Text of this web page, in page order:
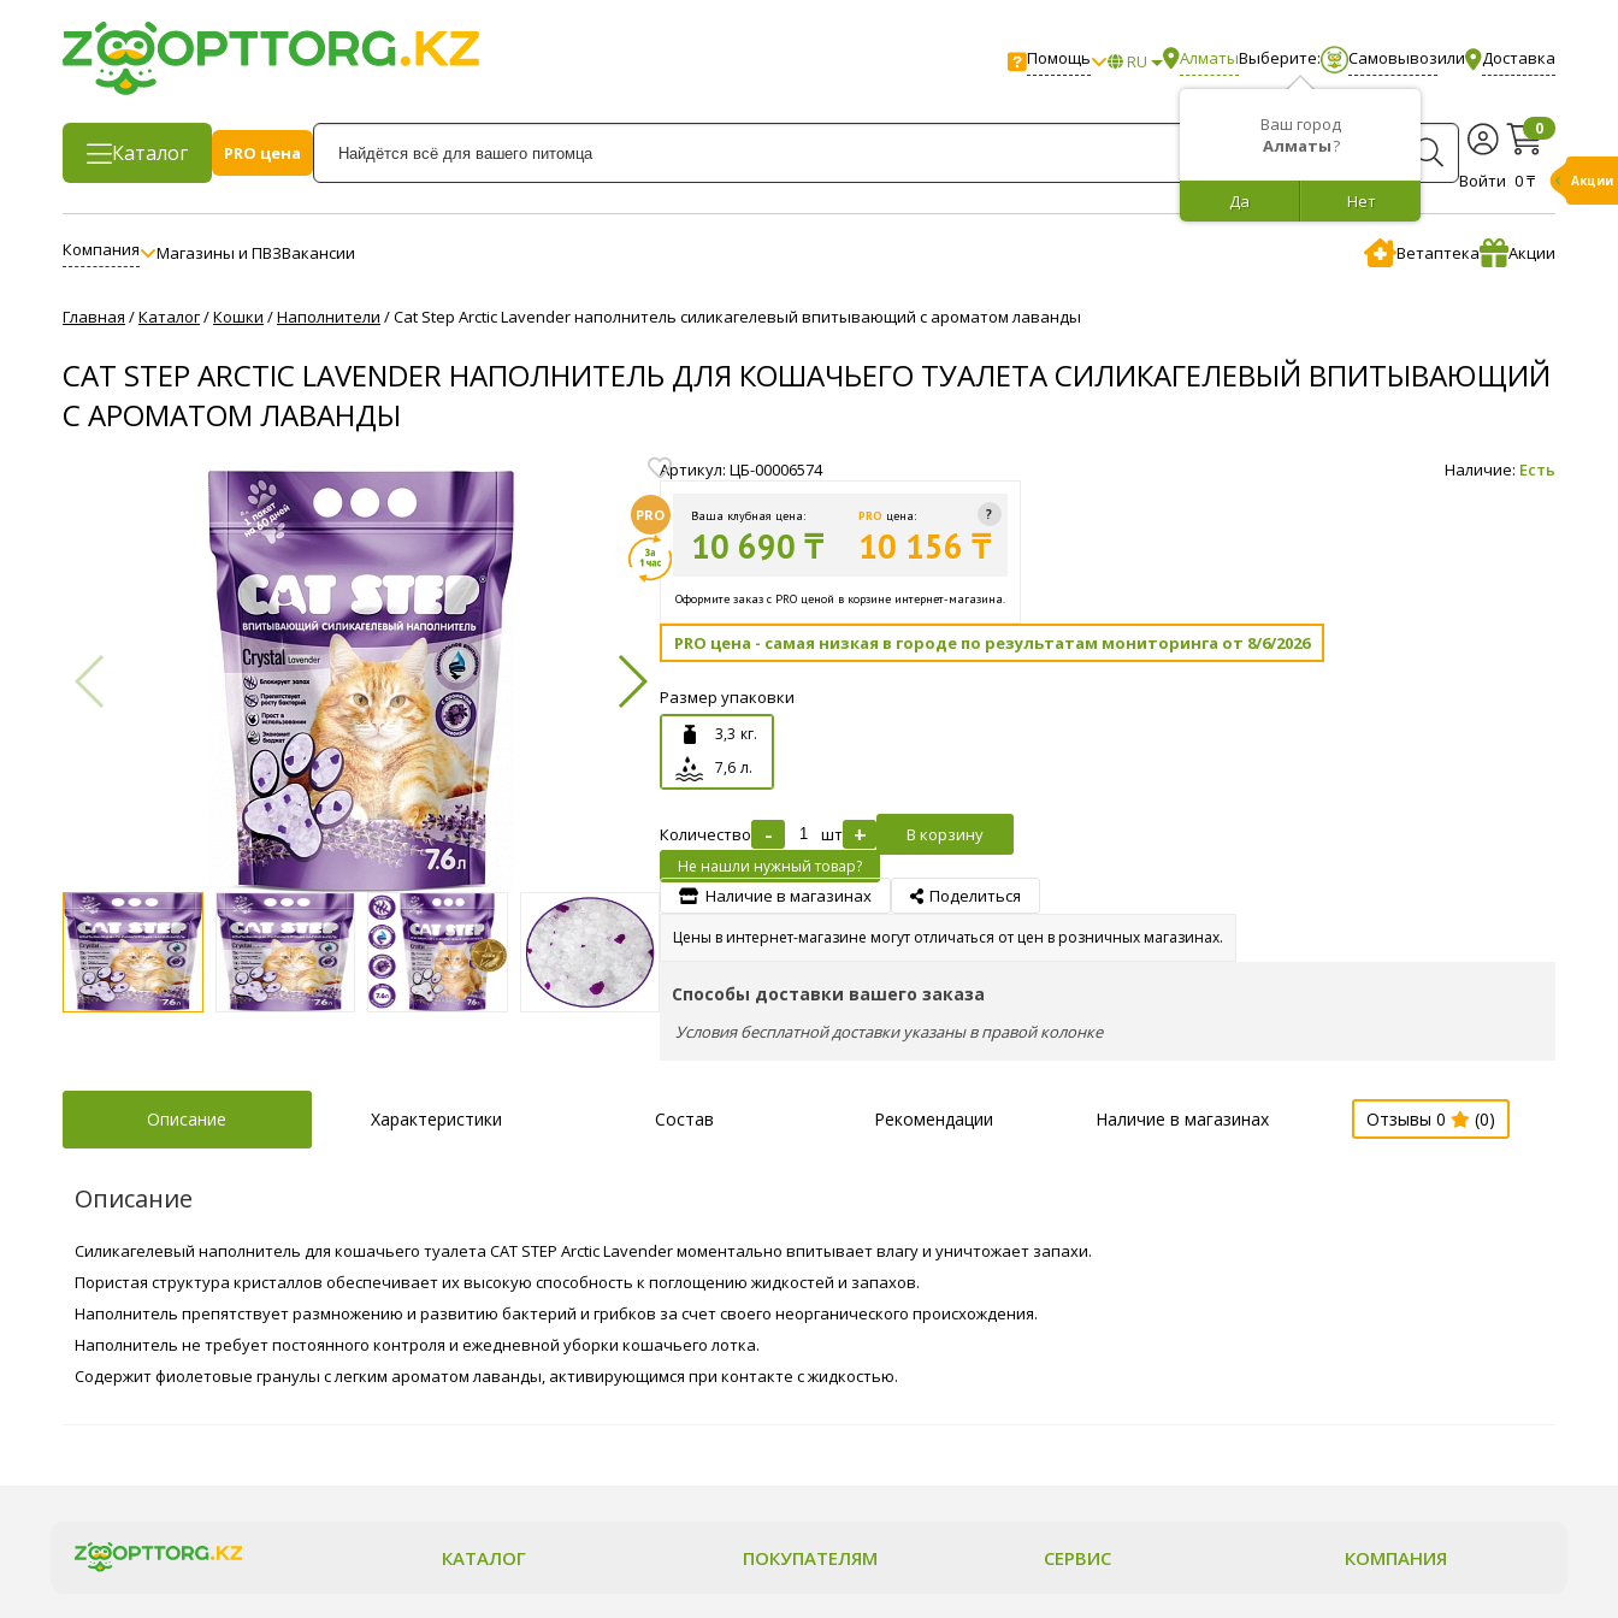
Помощь RU Алматы
Ваш город
Алматы?
Нет
Да
Выберите: Самовывозили Доставка
Каталог
PRO цена
Войти
0
0 ₸
Компания Магазины и ПВЗВакансии Ветаптека Акции
Главная /Каталог/Кошки /Наполнители /Cat Step Arctic Lavеnder наполнитель силикагелевый впитывающий с ароматом лаванды
CAT STEP ARCTIC LAVЕNDER НАПОЛНИТЕЛЬ ДЛЯ КОШАЧЬЕГО ТУАЛЕТА СИЛИКАГЕЛЕВЫЙ ВПИТЫВАЮЩИЙ
С АРОМАТОМ ЛАВАНДЫ
PRO
Артикул: ЦБ-00006574 Наличие: Есть
Ваша клубная цена:
10 690 ₸
PRO цена:
10 156 ₸
Оформите заказ с PRO ценой в корзине интернет-магазина.
PRO цена - самая низкая в городе по результатам мониторинга от 8/6/2026
Размер упаковки
3,3 кг.
7,6 л.
Количество - шт + В корзину
Не нашли нужный товар?
Наличие в магазинах Поделиться
Цены в интернет-магазине могут отличаться от цен в розничных магазинах.
Способы доставки вашего заказа
Условия бесплатной доставки указаны в правой колонке
Описание Характеристики Состав Рекомендации Наличие в магазинах Отзывы 0 (0)
Описание
Cиликагелевый наполнитель для кошачьего туалета CAT STEP Arctic Lavеnder моментально впитывает влагу и уничтожает запахи.
Пористая структура кристаллов обеспечивает их высокую способность к поглощению жидкостей и запахов.
Наполнитель препятствует размножению и развитию бактерий и грибков за счет своего неорганического происхождения.
Наполнитель не требует постоянного контроля и ежедневной уборки кошачьего лотка.
Содержит фиолетовые гранулы c легким ароматом лаванды, активирующимся при контакте с жидкостью.
КАТАЛОГ ПОКУПАТЕЛЯМ СЕРВИС КОМПАНИЯ
Акции